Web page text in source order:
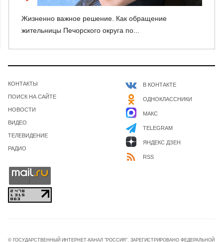
Жизненно важное решение. Как обращение
жительницы Печорского округа по...
КОНТАКТЫ
ПОИСК НА САЙТЕ
НОВОСТИ
ВИДЕО
ТЕЛЕВИДЕНИЕ
РАДИО
В КОНТАКТЕ
ОДНОКЛАССНИКИ
МАКС
TELEGRAM
ЯНДЕКС ДЗЕН
RSS
© ГОСУДАРСТВЕННЫЙ ИНТЕРНЕТ-КАНАЛ "РОССИЯ". ЗАРЕГИСТРИРОВАНО ФЕДЕРАЛЬНОЙ